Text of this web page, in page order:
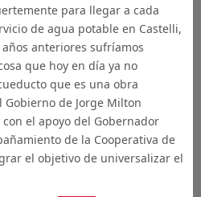
para llegar a cada
de agua potable en Castelli,
anteriores sufríamos
que hoy en día ya no
que es una obra
de Jorge Milton
el apoyo del Gobernador
de la Cooperativa de
el objetivo de universalizar el